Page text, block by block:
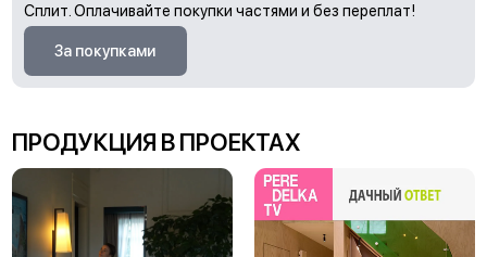
Сплит. Оплачивайте покупки частями и без переплат!
За покупками
ПРОДУКЦИЯ В ПРОЕКТАХ